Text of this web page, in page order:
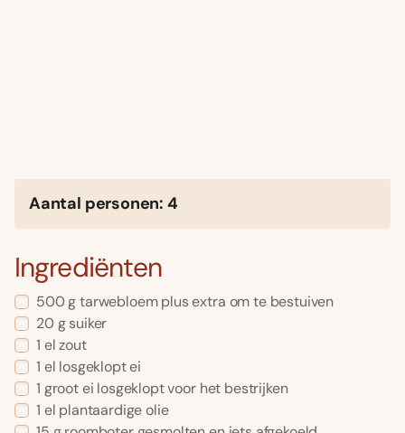
Aantal personen: 4
Ingrediënten
500 g tarwebloem plus extra om te bestuiven
20 g suiker
1 el zout
1 el losgeklopt ei
1 groot ei losgeklopt voor het bestrijken
1 el plantaardige olie